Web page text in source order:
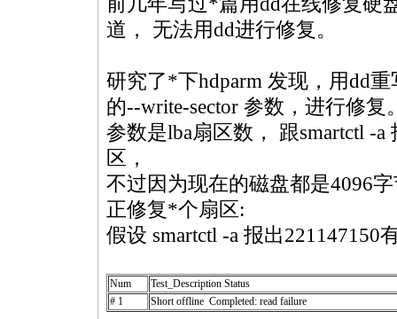
道， 无法用dd进行修复。
研究了*下hdparm 发现，用dd
的--write-sector 参数，进行修复
参数是lba扇区数， 跟smartctl -
区，
不过因为现在的磁盘都是4096
正修复*个扇区:
假设 smartctl -a 报出221147150
Num
Test_Description Status
# 1
Short offline Completed: read failure